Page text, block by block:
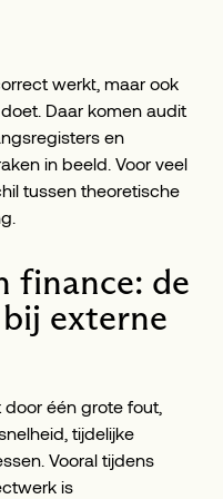
werkt, maar ook
Daar komen audit
en
in beeld. Voor veel
tussen theoretische
finance: de
externe
door één grote fout,
tijdelijke
Vooral tijdens
is